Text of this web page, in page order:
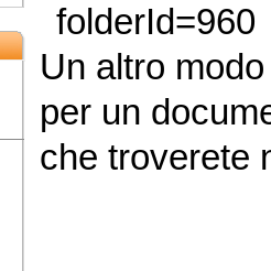
folderId=960
Un altro
per un
che troverete